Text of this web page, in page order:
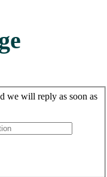
we will reply as soon as